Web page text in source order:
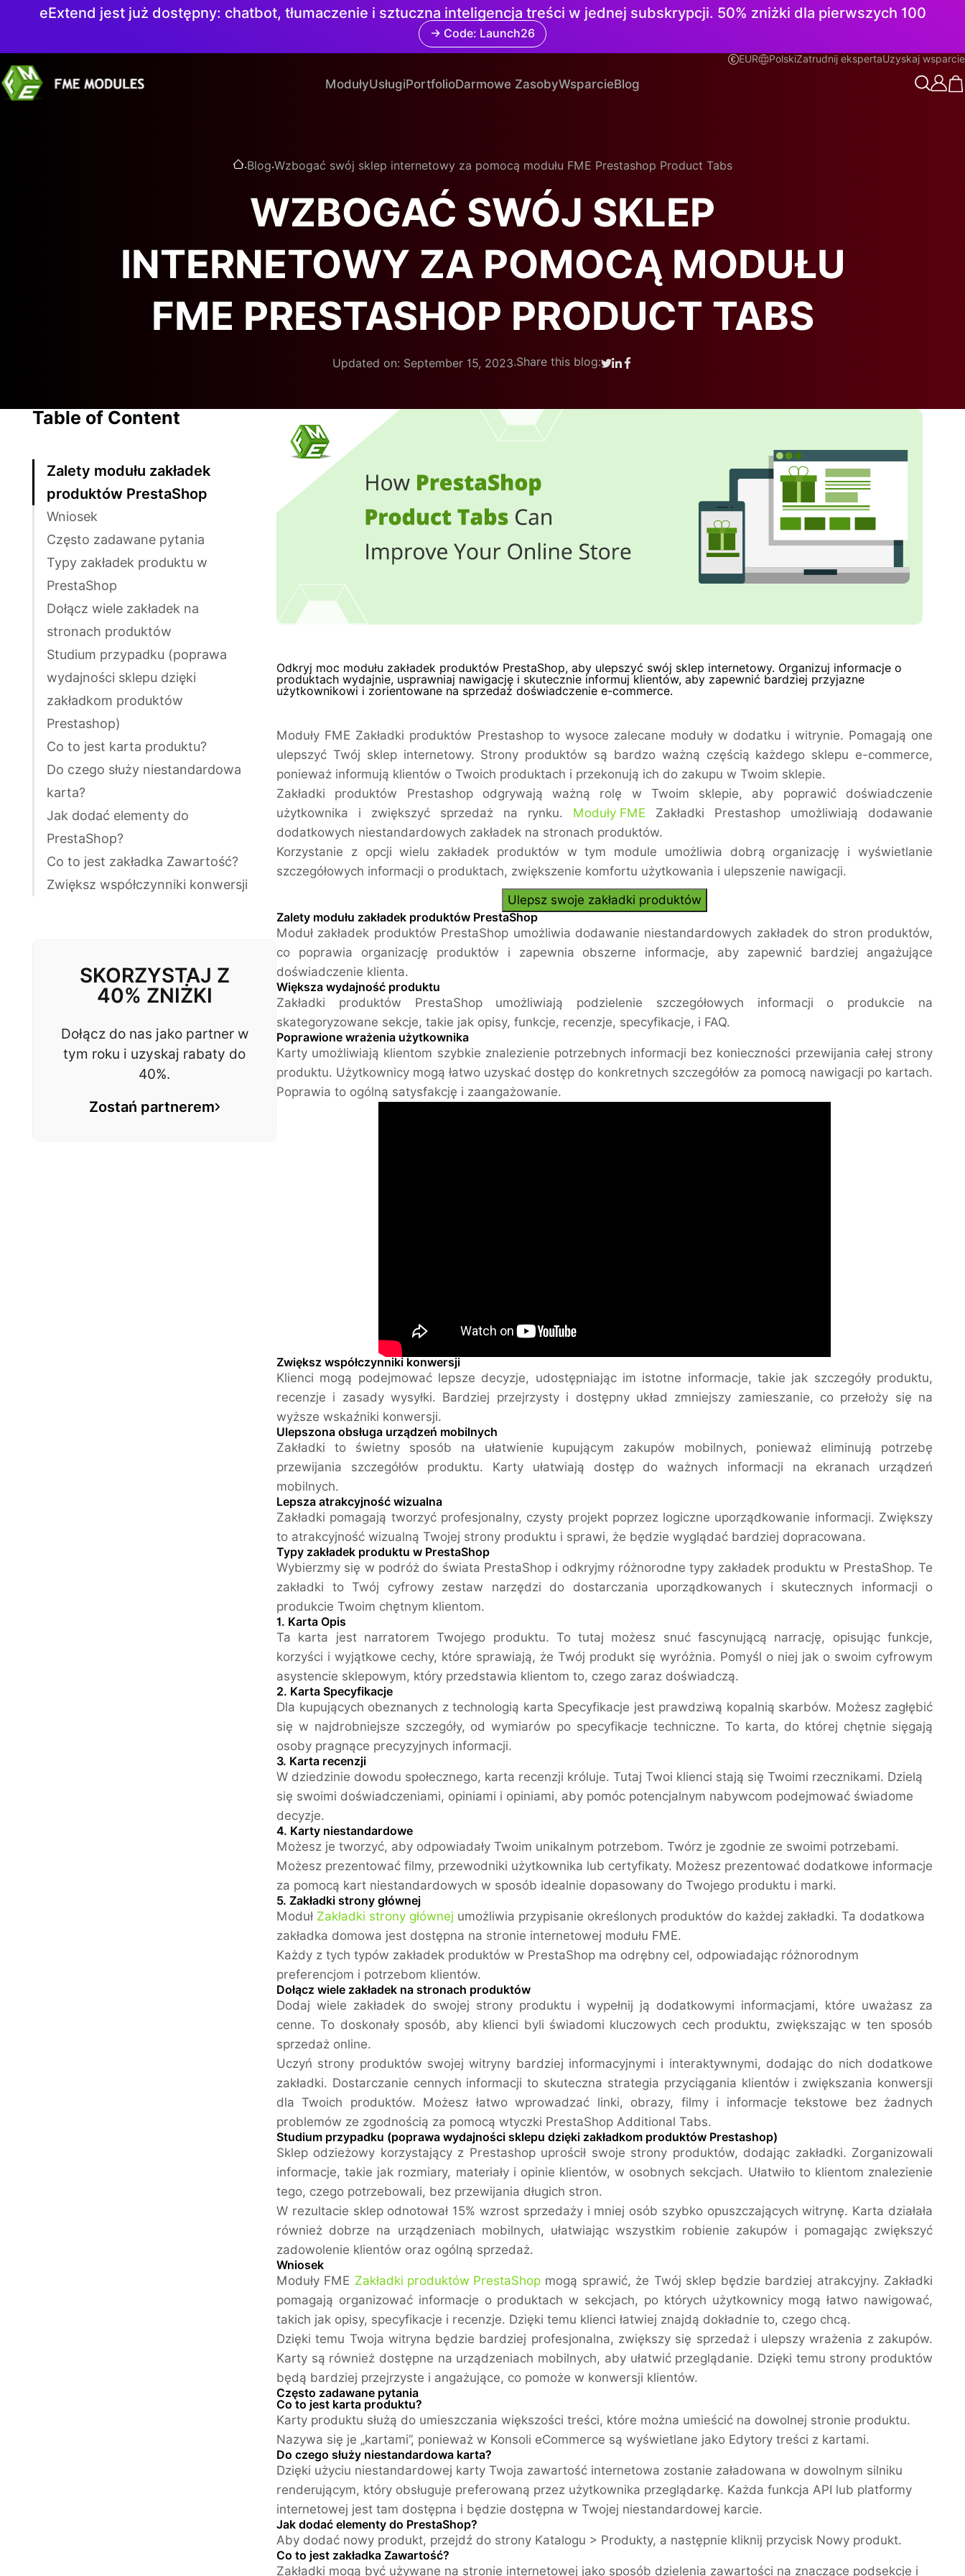
eExtend jest już dostępny: chatbot, tłumaczenie i sztuczna inteligencja treści w jednej subskrypcji. 50% zniżki dla pierwszych 100
→ Code: Launch26
EUR Polski
Polski Zatrudnij ekspertaUzyskaj wsparcie
ModułyUsługiPortfolioDarmowe ZasobyWsparcieBlog
.Blog.Wzbogać swój sklep internetowy za pomocą modułu FME Prestashop Product Tabs
WZBOGAĆ SWÓJ SKLEP
INTERNETOWY ZA POMOCĄ MODUŁU
FME PRESTASHOP PRODUCT TABS
Updated on: September 15, 2023.Share this blog:
Table of Content
Zalety modułu zakładek
produktów PrestaShop
Wniosek
Często zadawane pytania
Typy zakładek produktu w
PrestaShop
Dołącz wiele zakładek na
stronach produktów
Studium przypadku (poprawa
wydajności sklepu dzięki
zakładkom produktów
Prestashop)
Co to jest karta produktu?
Do czego służy niestandardowa
karta?
Jak dodać elementy do
PrestaShop?
Co to jest zakładka Zawartość?
Zwiększ współczynniki konwersji
SKORZYSTAJ Z
40% ZNIŻKI
Dołącz do nas jako partner w
tym roku i uzyskaj rabaty do
40%.
Zostań partnerem
Odkryj moc modułu zakładek produktów PrestaShop, aby ulepszyć swój sklep internetowy. Organizuj informacje o
produktach wydajnie, usprawniaj nawigację i skutecznie informuj klientów, aby zapewnić bardziej przyjazne
użytkownikowi i zorientowane na sprzedaż doświadczenie e-commerce.
Moduły FME Zakładki produktów Prestashop to wysoce zalecane moduły w dodatku i witrynie. Pomagają one
ulepszyć Twój sklep internetowy. Strony produktów są bardzo ważną częścią każdego sklepu e-commerce,
ponieważ informują klientów o Twoich produktach i przekonują ich do zakupu w Twoim sklepie.
Zakładki produktów Prestashop odgrywają ważną rolę w Twoim sklepie, aby poprawić doświadczenie
użytkownika i zwiększyć sprzedaż na rynku. Moduły FME Zakładki Prestashop umożliwiają dodawanie
dodatkowych niestandardowych zakładek na stronach produktów.
Korzystanie z opcji wielu zakładek produktów w tym module umożliwia dobrą organizację i wyświetlanie
szczegółowych informacji o produktach, zwiększenie komfortu użytkowania i ulepszenie nawigacji.
Ulepsz swoje zakładki produktów
Zalety modułu zakładek produktów PrestaShop
Moduł zakładek produktów PrestaShop umożliwia dodawanie niestandardowych zakładek do stron produktów,
co poprawia organizację produktów i zapewnia obszerne informacje, aby zapewnić bardziej angażujące
doświadczenie klienta.
Większa wydajność produktu
Zakładki produktów PrestaShop umożliwiają podzielenie szczegółowych informacji o produkcie na
skategoryzowane sekcje, takie jak opisy, funkcje, recenzje, specyfikacje, i FAQ.
Poprawione wrażenia użytkownika
Karty umożliwiają klientom szybkie znalezienie potrzebnych informacji bez konieczności przewijania całej strony
produktu. Użytkownicy mogą łatwo uzyskać dostęp do konkretnych szczegółów za pomocą nawigacji po kartach.
Poprawia to ogólną satysfakcję i zaangażowanie.
Zwiększ współczynniki konwersji
Klienci mogą podejmować lepsze decyzje, udostępniając im istotne informacje, takie jak szczegóły produktu,
recenzje i zasady wysyłki. Bardziej przejrzysty i dostępny układ zmniejszy zamieszanie, co przełoży się na
wyższe wskaźniki konwersji.
Ulepszona obsługa urządzeń mobilnych
Zakładki to świetny sposób na ułatwienie kupującym zakupów mobilnych, ponieważ eliminują potrzebę
przewijania szczegółów produktu. Karty ułatwiają dostęp do ważnych informacji na ekranach urządzeń
mobilnych.
Lepsza atrakcyjność wizualna
Zakładki pomagają tworzyć profesjonalny, czysty projekt poprzez logiczne uporządkowanie informacji. Zwiększy
to atrakcyjność wizualną Twojej strony produktu i sprawi, że będzie wyglądać bardziej dopracowana.
Typy zakładek produktu w PrestaShop
Wybierzmy się w podróż do świata PrestaShop i odkryjmy różnorodne typy zakładek produktu w PrestaShop. Te
zakładki to Twój cyfrowy zestaw narzędzi do dostarczania uporządkowanych i skutecznych informacji o
produkcie Twoim chętnym klientom.
1. Karta Opis
Ta karta jest narratorem Twojego produktu. To tutaj możesz snuć fascynującą narrację, opisując funkcje,
korzyści i wyjątkowe cechy, które sprawiają, że Twój produkt się wyróżnia. Pomyśl o niej jak o swoim cyfrowym
asystencie sklepowym, który przedstawia klientom to, czego zaraz doświadczą.
2. Karta Specyfikacje
Dla kupujących obeznanych z technologią karta Specyfikacje jest prawdziwą kopalnią skarbów. Możesz zagłębić
się w najdrobniejsze szczegóły, od wymiarów po specyfikacje techniczne. To karta, do której chętnie sięgają
osoby pragnące precyzyjnych informacji.
3. Karta recenzji
W dziedzinie dowodu społecznego, karta recenzji króluje. Tutaj Twoi klienci stają się Twoimi rzecznikami. Dzielą
się swoimi doświadczeniami, opiniami i opiniami, aby pomóc potencjalnym nabywcom podejmować świadome
decyzje.
4. Karty niestandardowe
Możesz je tworzyć, aby odpowiadały Twoim unikalnym potrzebom. Twórz je zgodnie ze swoimi potrzebami.
Możesz prezentować filmy, przewodniki użytkownika lub certyfikaty. Możesz prezentować dodatkowe informacje
za pomocą kart niestandardowych w sposób idealnie dopasowany do Twojego produktu i marki.
5. Zakładki strony głównej
Moduł Zakładki strony głównej umożliwia przypisanie określonych produktów do każdej zakładki. Ta dodatkowa
zakładka domowa jest dostępna na stronie internetowej modułu FME.
Każdy z tych typów zakładek produktów w PrestaShop ma odrębny cel, odpowiadając różnorodnym
preferencjom i potrzebom klientów.
Dołącz wiele zakładek na stronach produktów
Dodaj wiele zakładek do swojej strony produktu i wypełnij ją dodatkowymi informacjami, które uważasz za
cenne. To doskonały sposób, aby klienci byli świadomi kluczowych cech produktu, zwiększając w ten sposób
sprzedaż online.
Uczyń strony produktów swojej witryny bardziej informacyjnymi i interaktywnymi, dodając do nich dodatkowe
zakładki. Dostarczanie cennych informacji to skuteczna strategia przyciągania klientów i zwiększania konwersji
dla Twoich produktów. Możesz łatwo wprowadzać linki, obrazy, filmy i informacje tekstowe bez żadnych
problemów ze zgodnością za pomocą wtyczki PrestaShop Additional Tabs.
Studium przypadku (poprawa wydajności sklepu dzięki zakładkom produktów Prestashop)
Sklep odzieżowy korzystający z Prestashop uprościł swoje strony produktów, dodając zakładki. Zorganizowali
informacje, takie jak rozmiary, materiały i opinie klientów, w osobnych sekcjach. Ułatwiło to klientom znalezienie
tego, czego potrzebowali, bez przewijania długich stron.
W rezultacie sklep odnotował 15% wzrost sprzedaży i mniej osób szybko opuszczających witrynę. Karta działała
również dobrze na urządzeniach mobilnych, ułatwiając wszystkim robienie zakupów i pomagając zwiększyć
zadowolenie klientów oraz ogólną sprzedaż.
Wniosek
Moduły FME Zakładki produktów PrestaShopmogą sprawić, że Twój sklep będzie bardziej atrakcyjny. Zakładki
pomagają organizować informacje o produktach w sekcjach, po których użytkownicy mogą łatwo nawigować,
takich jak opisy, specyfikacje i recenzje. Dzięki temu klienci łatwiej znajdą dokładnie to, czego chcą.
Dzięki temu Twoja witryna będzie bardziej profesjonalna, zwiększy się sprzedaż i ulepszy wrażenia z zakupów.
Karty są również dostępne na urządzeniach mobilnych, aby ułatwić przeglądanie. Dzięki temu strony produktów
będą bardziej przejrzyste i angażujące, co pomoże w konwersji klientów.
Często zadawane pytania
Co to jest karta produktu?
Karty produktu służą do umieszczania większości treści, które można umieścić na dowolnej stronie produktu.
Nazywa się je „kartami”, ponieważ w Konsoli eCommerce są wyświetlane jako Edytory treści z kartami.
Do czego służy niestandardowa karta?
Dzięki użyciu niestandardowej karty Twoja zawartość internetowa zostanie załadowana w dowolnym silniku
renderującym, który obsługuje preferowaną przez użytkownika przeglądarkę. Każda funkcja API lub platformy
internetowej jest tam dostępna i będzie dostępna w Twojej niestandardowej karcie.
Jak dodać elementy do PrestaShop?
Aby dodać nowy produkt, przejdź do strony Katalogu > Produkty, a następnie kliknij przycisk Nowy produkt.
Co to jest zakładka Zawartość?
Zakładki mogą być używane na stronie internetowej jako sposób dzielenia zawartości na znaczące podsekcje i